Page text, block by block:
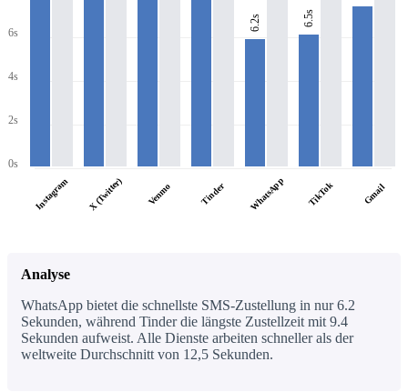
6s
4s
2s
0s
Instagram X (Twitter) Venmo Tinder
6.2s
WhatsApp
6.5s
TikTok Gmail
Analyse
WhatsApp bietet die schnellste SMS-Zustellung in nur 6.2
Sekunden, während Tinder die längste Zustellzeit mit 9.4
Sekunden aufweist. Alle Dienste arbeiten schneller als der
weltweite Durchschnitt von 12,5 Sekunden.